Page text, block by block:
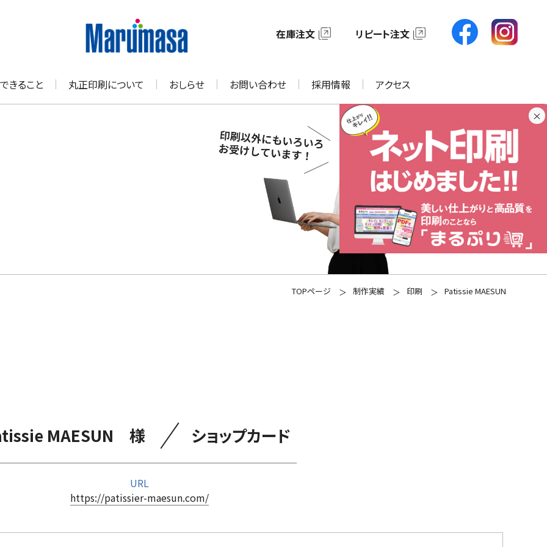
在庫注文 リピート注文
きること 丸正印刷について おしらせ お問い合わせ 採用情報 アクセス
TOPページ 制作実績 印刷 Patissie MAESUN
MAESUN 様 ／ ショップカード
URL
https://patissier-maesun.com/
×